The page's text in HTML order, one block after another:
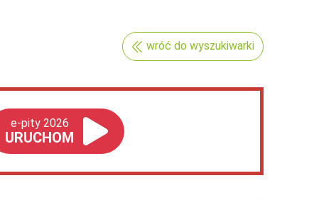
wróć do wyszukiwarki
e-pity 2026
URUCHOM